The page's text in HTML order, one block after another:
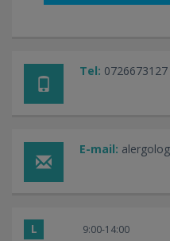
Tel: 0726673127
E-mail:
L 9:00-14:00